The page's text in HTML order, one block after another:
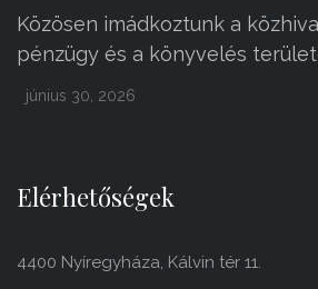
Közösen imádkoztunk a
pénzügy és a könyvelés
június 30, 2026
Elérhetőségek
4400 Nyíregyháza, Kálvin tér 11.